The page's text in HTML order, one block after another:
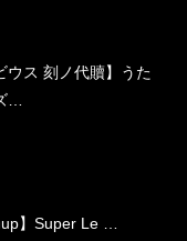
ウス 刻ノ代贖】うた
…
】Super Le …